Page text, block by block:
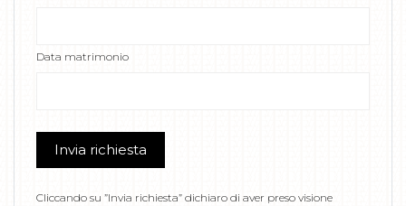
Data matrimonio
Invia richiesta
Cliccando su ”Invia richiesta” dichiaro di aver preso visione